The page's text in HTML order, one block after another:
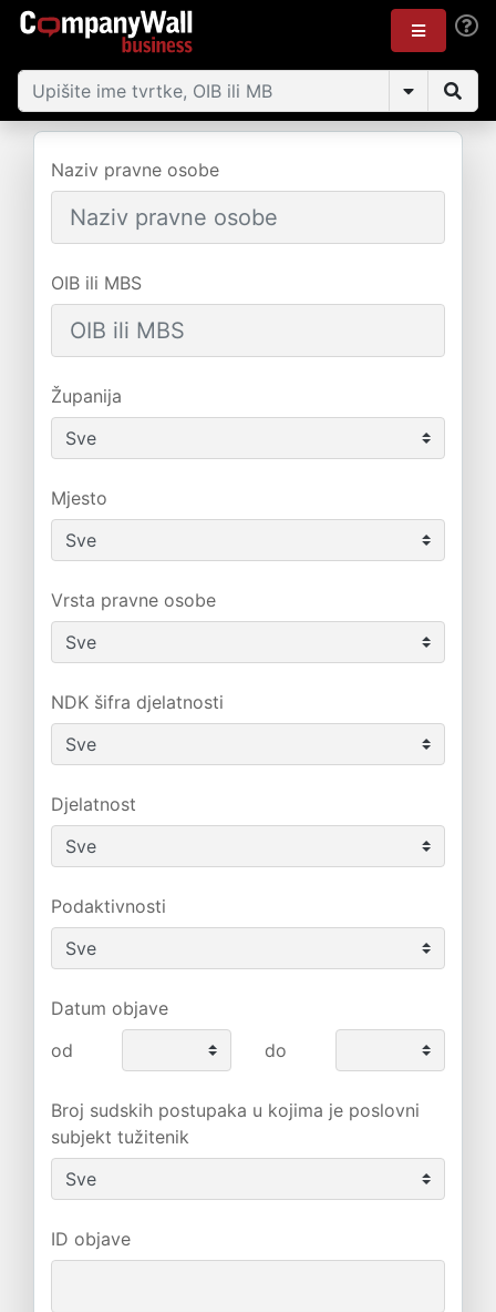
Naziv pravne osobe
OIB ili MBS
Županija
Mjesto
Vrsta pravne osobe
NDK šifra djelatnosti
Djelatnost
Podaktivnosti
Datum objave
od
do
Broj sudskih postupaka u kojima je poslovni
subjekt tužitenik
ID objave